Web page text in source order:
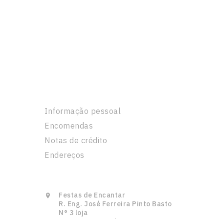
Informação pessoal
Encomendas
Notas de crédito
Endereços

Festas de Encantar
R. Eng. José Ferreira Pinto Basto
N° 3 loja